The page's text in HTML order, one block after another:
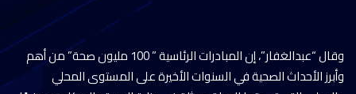
وقال “عبدالغفار”، إن المبادرات الرئاسية ” 100 مليون صحة” من أهم
وأبرز الأحداث الصحية في السنوات الأخيرة على المستوى المحلي